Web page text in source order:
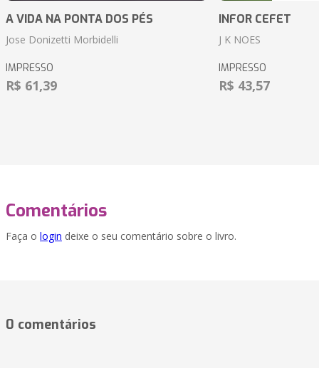
A VIDA NA PONTA DOS PÉS
Jose Donizetti Morbidelli
IMPRESSO
R$ 61,39
INFOR CEFET
J K NOES
IMPRESSO
R$ 43,57
Comentários
Faça o login deixe o seu comentário sobre o livro.
0 comentários